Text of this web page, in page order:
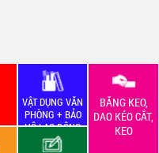
VẬT DỤNG VĂN
PHÒNG + BẢO
HỘ LAO ĐỘNG
BĂNG KEO,
DAO KÉO CẮT,
KEO